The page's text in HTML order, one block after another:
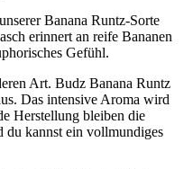
Banana Runtz-Sorte
erinnert an reife Bananen
Gefühl.
Art. Budz Banana Runtz
Das intensive Aroma wird
Herstellung bleiben die
du kannst ein vollmundiges